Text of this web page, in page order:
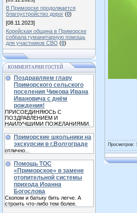
В Приморске продолжается
благоустройство дорог (0)
[08.11.2023]
Корейская община в Приморске
собрала гуманитарную помощь
для участников СВО (0)
КОММЕНТАРИИ ГОСТЕЙ
Поздравляем главу
Приморского сельского
поселения Чижова Ивана
Ивановича с днём
рождения!
ПРИСОЕДИНЯЮСЬ С
ПОЗДРАВЛЕНИЕМ И
НАИЛУЧШИМИ ПОЖЕЛАНИЯМИ.
Приморские школьники на
экскурсии в г.Волгограде
отлично...
Помощь ТОС
«Приморское» в замене
отопительной системы
прихода Иоанна
Богослова
Скопом и батьку бить легче. А
строить что-либо тем более.
Просмотров: